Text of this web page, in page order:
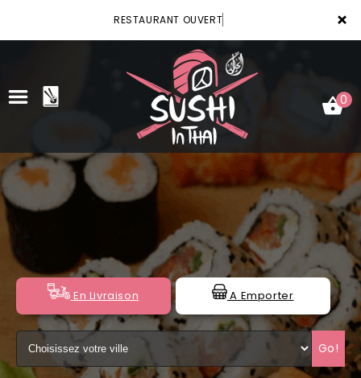
×
RESTAURANT OUVERT
ACCUEIL
VOTRE COMPTE
NOTRE RESTAURANT
VOS AVIS
MENTIONS LÉGALES
0
En Livraison A Emporter
Go!